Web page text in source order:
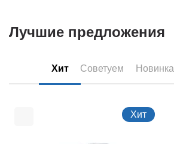
Лучшие предложения
Хит Советуем Новинка
Хит